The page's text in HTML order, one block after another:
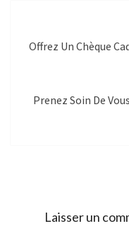
Offrez Un Chèque
Prenez Soin De
Laisser un